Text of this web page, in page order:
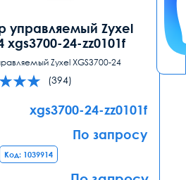
управляемый Zyxel
xgs3700-24-zz0101f
Zyxel XGS3700-24
(394)
xgs3700-24-zz0101f
По запросу
Код: 1039914